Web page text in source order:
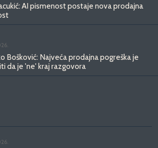
AI pismenost postaje nova prodajna
Bošković: Najveća prodajna pogreška je
da je 'ne' kraj razgovora